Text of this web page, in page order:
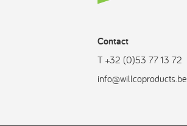
Contact
T +32 (0)53 77 13 72
info@willcoproducts.be